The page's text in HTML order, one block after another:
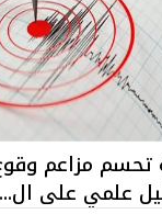
علمي على ال...